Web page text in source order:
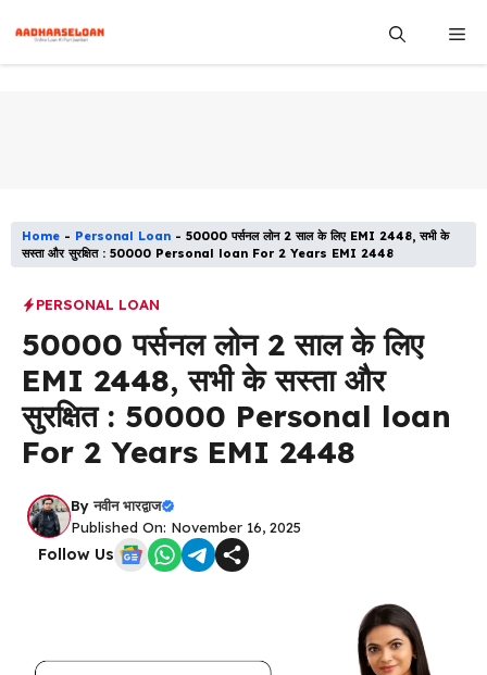
content
Home - Personal Loan - 50000 पर्सनल लोन 2 साल के लिए EMI 2448, सभी के
सस्ता और सुरक्षित : 50000 Personal loan For 2 Years EMI 2448
PERSONAL LOAN
50000 पर्सनल लोन 2 साल के लिए
EMI 2448, सभी के सस्ता और
सुरक्षित : 50000 Personal loan
For 2 Years EMI 2448
Byनवीन भारद्वाज
Published On: November 16, 2025
Follow Us